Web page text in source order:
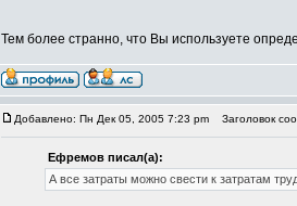
Тем более странно, что Вы используете
Добавлено: Пн Дек 05, 2005 7:23 pm Заголовок
Ефремов писал(а):
А все затраты можно свести к затратам